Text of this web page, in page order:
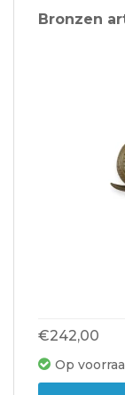
Bronzen
€242,00
Op